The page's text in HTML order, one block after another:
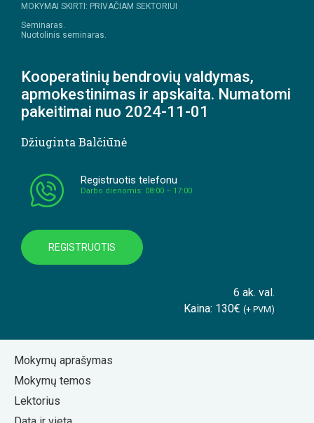
MOKYMAI SKIRTI: PRIVAČIAM SEKTORIUI
Seminaras.
Nuotolinis seminaras.
Kooperatinių bendrovių valdymas,
apmokestinimas ir apskaita. Numatomi
pakeitimai nuo 2024-11-01
Džiuginta Balčiūnė
Registruotis telefonu
Darbo dienomis: 08:00 – 17:00
REGISTRUOTIS
6 ak. val.
Kaina: 130€ (+ PVM)
Mokymų aprašymas
Mokymų temos
Lektorius